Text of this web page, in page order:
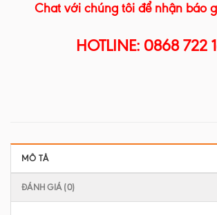
Chat với chúng tôi để nhận báo
HOTLINE: 0868 722
MÔ TẢ
ĐÁNH GIÁ (0)